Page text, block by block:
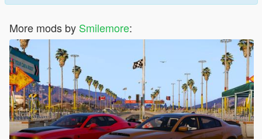
More mods by Smilemore: